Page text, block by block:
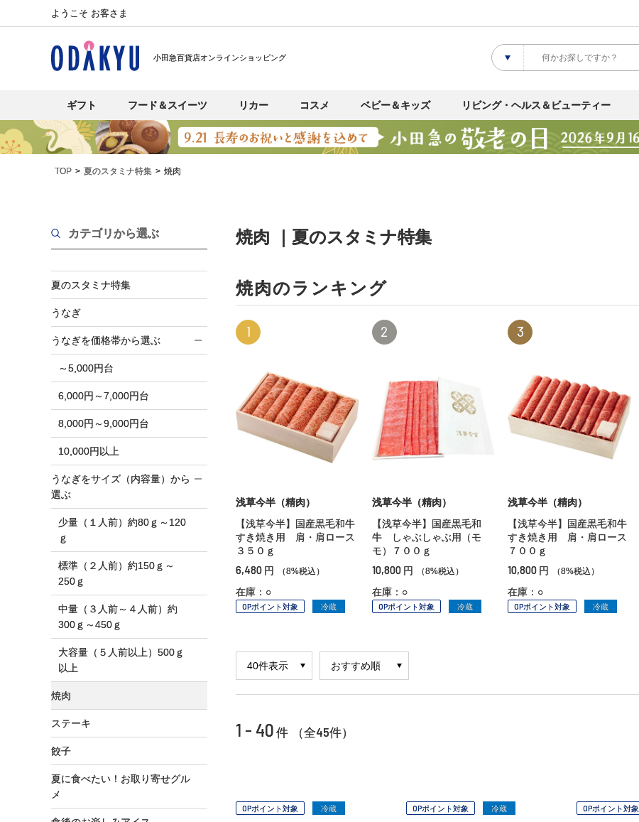
ようこそ お客さま
小田急百貨店オンラインショッピング
ギフト フード＆スイーツ リカー コスメ ベビー＆キッズ リビング・ヘルス＆ビューティー
TOP 夏のスタミナ特集 焼肉
カテゴリから選ぶ
夏のスタミナ特集
うなぎ
うなぎを価格帯から選ぶ
～5,000円台
6,000円～7,000円台
8,000円～9,000円台
10,000円以上
うなぎをサイズ（内容量）から
選ぶ
少量（１人前）約80ｇ～120
ｇ
標準（２人前）約150ｇ～
250ｇ
中量（３人前～４人前）約
300ｇ～450ｇ
大容量（５人前以上）500ｇ
以上
焼肉
ステーキ
餃子
夏に食べたい！お取り寄せグル
メ
焼肉 ｜夏のスタミナ特集
焼肉のランキング
1
浅草今半（精肉）
【浅草今半】国産黒毛和牛
すき焼き用 肩・肩ロース
３５０ｇ
6,480 円 （8%税込）
在庫：○
OPポイント対象 冷蔵
2
浅草今半（精肉）
【浅草今半】国産黒毛和
牛 しゃぶしゃぶ用（モ
モ）７００ｇ
10,800 円 （8%税込）
在庫：○
OPポイント対象 冷蔵
3
浅草今半（精肉）
【浅草今半】国産黒毛和牛
すき焼き用 肩・肩ロース
７００ｇ
10,800 円 （8%税込）
在庫：○
OPポイント対象 冷蔵
1 - 40 件 （全45件）
OPポイント対象 冷蔵 OPポイント対象 冷蔵 OPポイント対象